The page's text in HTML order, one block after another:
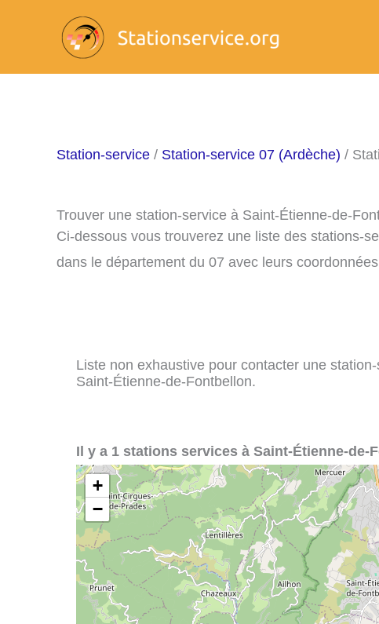
Station-service / Station-service 07 (Ardèche) /
Trouver une station-service à Saint-Étienne-de-
Ci-dessous vous trouverez une liste des stations-
dans le département du 07 avec leurs
Liste non exhaustive pour contacter une
Saint-Étienne-de-Fontbellon.
Il y a 1 stations services à Saint-Étienne-de-
+
−